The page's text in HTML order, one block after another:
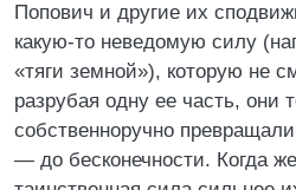
Попович и другие их
какую-то неведомую силу
«тяги земной»), которую не
разрубая одну ее часть, они
собственноручно
— до бесконечности. Когда